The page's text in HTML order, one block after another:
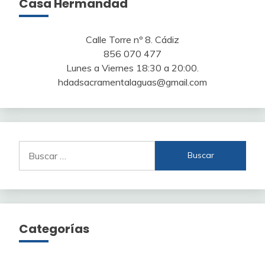
Casa Hermandad
Calle Torre nº 8. Cádiz
856 070 477
Lunes a Viernes 18:30 a 20:00.
hdadsacramentalaguas@gmail.com
Categorías